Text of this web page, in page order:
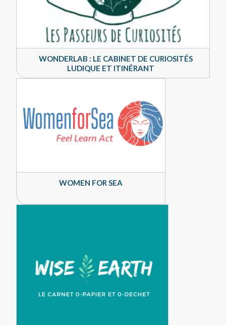
WONDERLAB : LE CABINET DE CURIOSITÉS
LUDIQUE ET ITINÉRANT
WOMEN FOR SEA